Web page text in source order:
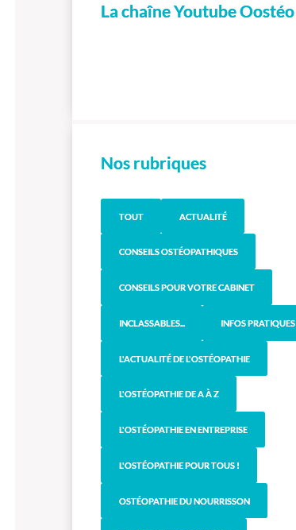
La chaîne Youtube Oostéo
Nos rubriques
TOUT ACTUALITÉ
CONSEILS OSTÉOPATHIQUES
CONSEILS POUR VOTRE CABINET
INCLASSABLES... INFOS PRATIQUES
L'ACTUALITÉ DE L'OSTÉOPATHIE
L'OSTÉOPATHIE DE A À Z
L'OSTÉOPATHIE EN ENTREPRISE
L'OSTÉOPATHIE POUR TOUS !
OSTÉOPATHIE DU NOURRISSON